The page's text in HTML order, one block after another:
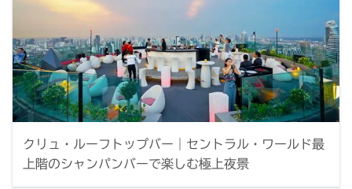
クリュ・ルーフトップバー｜セントラル・ワールド最
上階のシャンパンバーで楽しむ極上夜景